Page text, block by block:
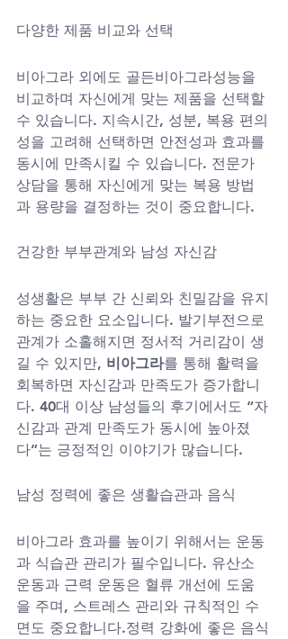
다양한 제품 비교와 선택
비아그라 외에도 골든비아그라성능을
비교하며 자신에게 맞는 제품을 선택할
수 있습니다. 지속시간, 성분, 복용 편의
성을 고려해 선택하면 안전성과 효과를
동시에 만족시킬 수 있습니다. 전문가
상담을 통해 자신에게 맞는 복용 방법
과 용량을 결정하는 것이 중요합니다.
건강한 부부관계와 남성 자신감
성생활은 부부 간 신뢰와 친밀감을 유지
하는 중요한 요소입니다. 발기부전으로
관계가 소홀해지면 정서적 거리감이 생
길 수 있지만, 비아그라를 통해 활력을
회복하면 자신감과 만족도가 증가합니
다. 40대 이상 남성들의 후기에서도 “자
신감과 관계 만족도가 동시에 높아졌
다”는 긍정적인 이야기가 많습니다.
남성 정력에 좋은 생활습관과 음식
비아그라 효과를 높이기 위해서는 운동
과 식습관 관리가 필수입니다. 유산소
운동과 근력 운동은 혈류 개선에 도움
을 주며, 스트레스 관리와 규칙적인 수
면도 중요합니다.정력 강화에 좋은 음식